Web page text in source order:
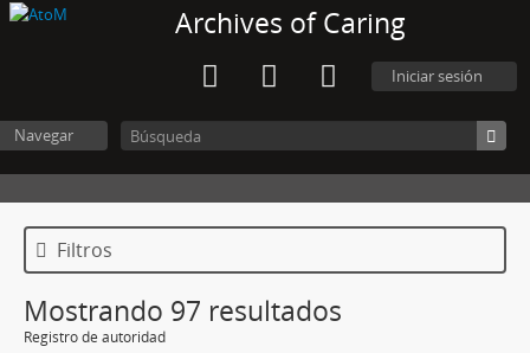
Archives of Caring
Iniciar sesión
Navegar
Filtros
Mostrando 97 resultados
Registro de autoridad